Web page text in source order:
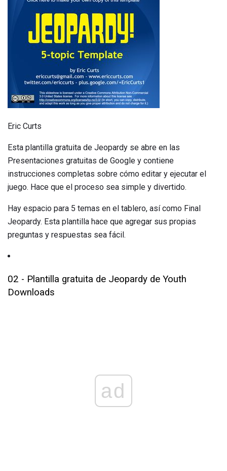
Eric Curts
Esta plantilla gratuita de Jeopardy se abre en las
Presentaciones gratuitas de Google y contiene
instrucciones completas sobre cómo editar y ejecutar el
juego. Hace que el proceso sea simple y divertido.
Hay espacio para 5 temas en el tablero, así como Final
Jeopardy. Esta plantilla hace que agregar sus propias
preguntas y respuestas sea fácil.
02 - Plantilla gratuita de Jeopardy de Youth
Downloads
ad